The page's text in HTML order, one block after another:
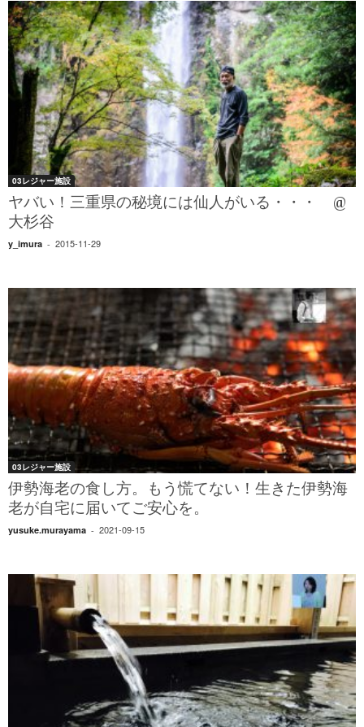
03レジャー施設
ヤバい！三重県の秘境には仙人がいる・・・ @
大杉谷
y_imura - 2015-11-29
03レジャー施設
伊勢海老の食し方。もう慌てない！生きた伊勢海
老が自宅に届いてご安心を。
yusuke.murayama - 2021-09-15